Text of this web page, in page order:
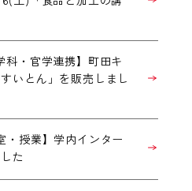
・官学連携】町田キ
いとん」を販売しまし
授業】学内インター
た